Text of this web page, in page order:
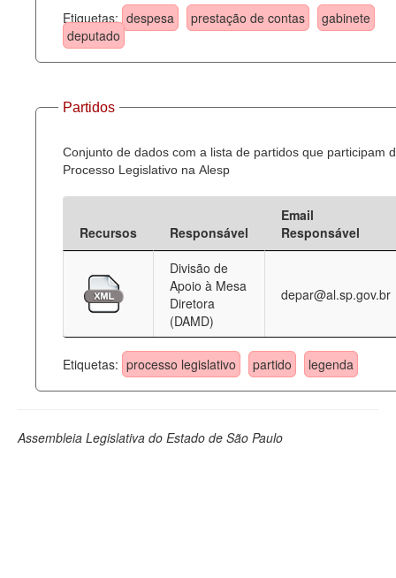
Etiquetas: despesa prestação de contas
gabinete
deputado
Partidos
Conjunto de dados com a lista de partidos que participam
Processo Legislativo na Alesp
Recursos Responsável
Email
Responsável
Divisão de
Apoio à Mesa
Diretora
(DAMD)
depar@al.sp.gov.br
Etiquetas: processo legislativo partido legenda
Assembleia Legislativa do Estado de São Paulo